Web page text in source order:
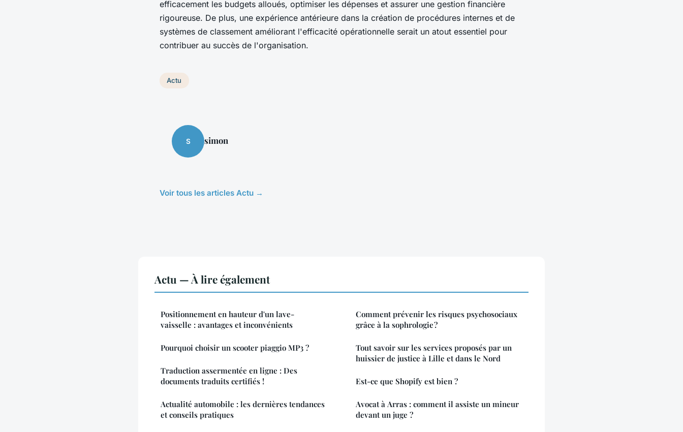
efficacement les budgets alloués, optimiser les dépenses et assurer une gestion financière
rigoureuse. De plus, une expérience antérieure dans la création de procédures internes et de
systèmes de classement améliorant l'efficacité opérationnelle serait un atout essentiel pour
contribuer au succès de l'organisation.
Actu
S simon
Voir tous les articles Actu →
Actu — À lire également
Positionnement en hauteur d'un lave-
vaisselle : avantages et inconvénients
Pourquoi choisir un scooter piaggio MP3 ?
Traduction assermentée en ligne : Des
documents traduits certifiés !
Actualité automobile : les dernières tendances
et conseils pratiques
Comment prévenir les risques psychosociaux
grâce à la sophrologie ?
Tout savoir sur les services proposés par un
huissier de justice à Lille et dans le Nord
Est-ce que Shopify est bien ?
Avocat à Arras : comment il assiste un mineur
devant un juge ?